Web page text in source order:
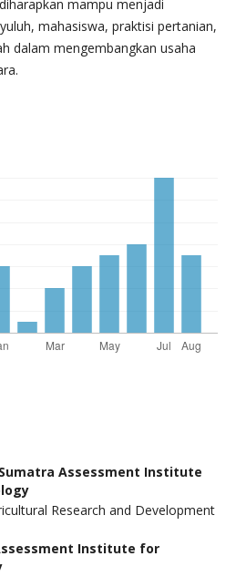
mam­pu menjadi
mahasiswa, praktisi pertanian,
dalam mengembangkan usaha
Assessment Institute
Research and Development
Institute for